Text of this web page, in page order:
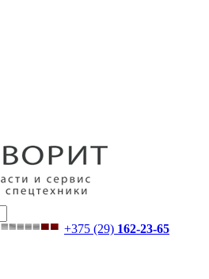
+375 (29) 162-23-65